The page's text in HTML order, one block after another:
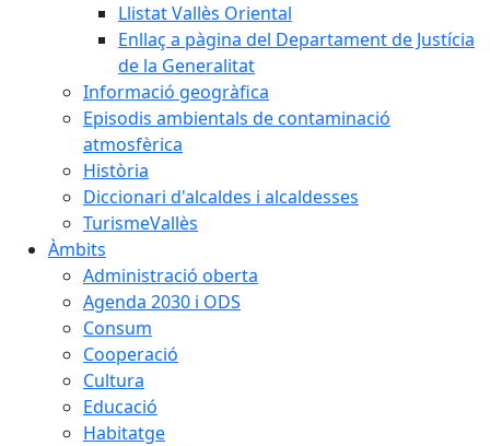
Llistat Vallès Oriental
Enllaç a pàgina del Departament de Justícia
de la Generalitat
Informació geogràfica
Episodis ambientals de contaminació
atmosfèrica
Història
Diccionari d'alcaldes i alcaldesses
TurismeVallès
Àmbits
Administració oberta
Agenda 2030 i ODS
Consum
Cooperació
Cultura
Educació
Habitatge